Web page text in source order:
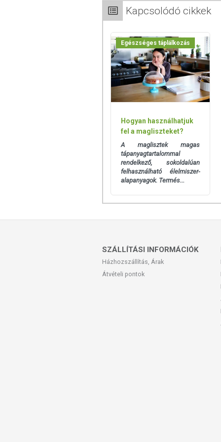
Szeretnénk felhívni azonban a
termékfotókat, tápérték-, összetétel-,
csomagolásán találják meg.
Kapcsolódó cikkek
Egészséges táplálkozás
Hogyan használhatjuk
fel a magliszteket?
A maglisztek magas
tápanyagtartalommal
rendelkező, sokoldalúan
felhasználható élelmiszer-
alapanyagok. Termés...
SZÁLLÍTÁSI INFORMÁCIÓK
Házhozszállítás, Árak
Átvételi pontok